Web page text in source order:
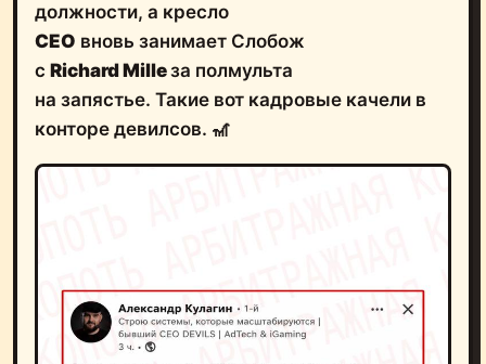
должности, а кресло
CEO вновь занимает Слобож
с Richard Milleза полмульта
на запястье. Такие вот кадровые качели в
конторе девилсов. 🎢